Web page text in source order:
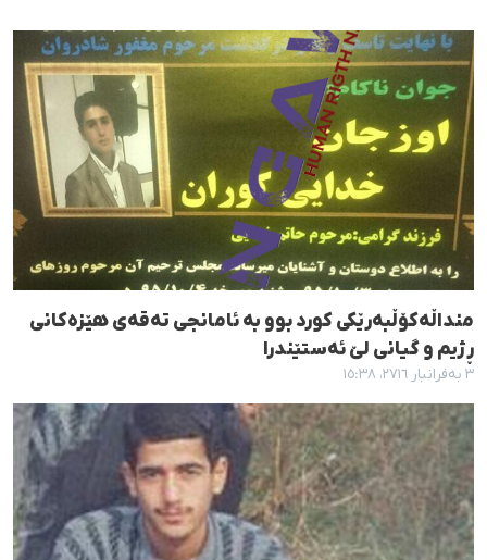
منداڵەکۆڵبەرێکی کورد بوو بە ئامانجی تەقەی هێزەکانی
ڕژیم و گیانی لێ ئەستێندرا
٣ بەفرانبار ٢٧١٦، ١٥:٣٨